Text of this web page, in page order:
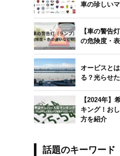
車の珍しい
【車の警告
の危険度・
オービスと
る？光らせ
【2024年】
キング！お
方を紹介
話題のキーワード